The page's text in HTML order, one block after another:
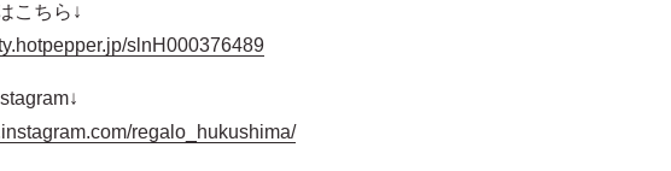
こちら↓
slnH000376489
regalo_hukushima/